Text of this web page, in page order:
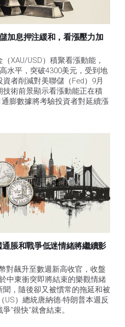
加息押注緩和，看漲壓力加
XAU/USD）積聚看漲動能，
水平，突破4300美元，受到地
者削減對美聯儲（Fed）9月
術前景顯示看漲動能正在積
膨數據將考驗投資者對延續漲
脹和戰爭低迷情緒將繼續影
對飆升至數週新高收官，收盤
中東衝突即將結束的樂觀情緒
，隨後卻又被慣常的拖延和被
US）總統唐納德-特朗普本週反
"很快"就會結束。